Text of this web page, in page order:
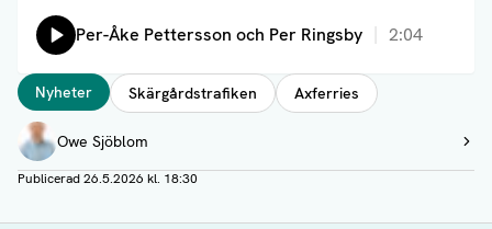
Lyssna på:
Per-Åke Pettersson och Per Ringsby 2:04
Taggar
Nyheter Skärgårdstrafiken Axferries
Författare
Owe Sjöblom
Visa profil
Publicerad26.5.2026 kl. 18:30